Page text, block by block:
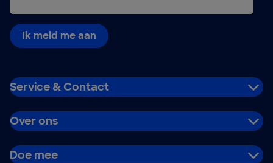
Ik meld me aan
Service & Contact
Over ons
Doe mee